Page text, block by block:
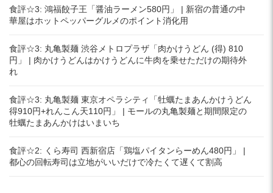
食評☆3: 鴻福餃子王「醤油ラーメン580円」 | 新宿の普通の中
華屋はホットペッパーグルメのポイント消化用
食評☆3: 丸亀製麺 渋谷メトロプラザ「肉かけうどん (得) 810
円」 | 肉かけうどんはかけうどんに牛肉を乗せただけの期待外
れ
食評☆3: 丸亀製麺 東京オペラシティ「牡蠣たまあんかけうどん
得910円+れんこん天110円」 | モールの丸亀製麺と期間限定の
牡蠣たまあんかけはいまいち
食評☆2: くら寿司 西新宿店「鶏塩パイタンらーめん480円」 |
都心の回転寿司は立地がいいだけで冷たくて遅くて割高